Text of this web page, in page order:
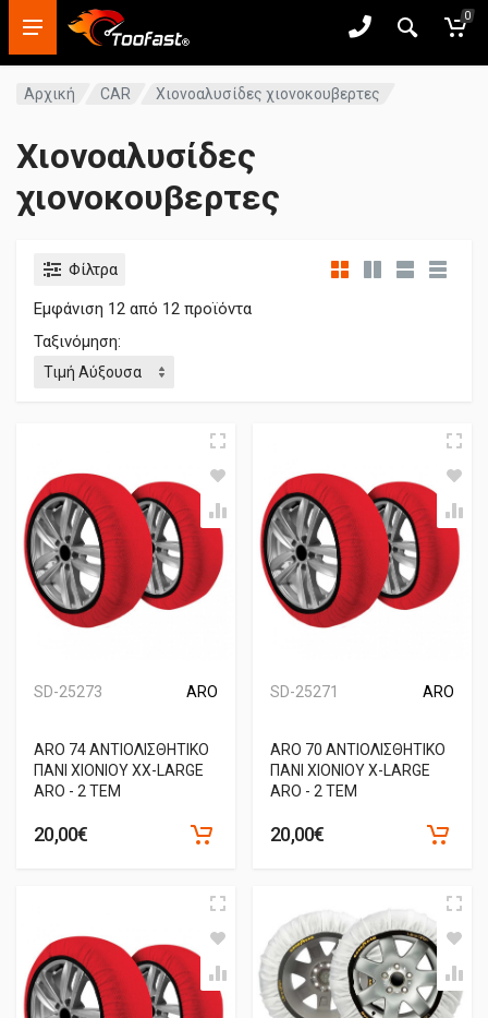
0
Αρχική CAR Χιονοαλυσίδες χιονοκουβερτες
Χιονοαλυσίδες
χιονοκουβερτες
Φίλτρα
Εμφάνιση 12 από 12 προϊόντα
Ταξινόμηση:
SD-25273 ARO
ARO 74 ΑΝΤΙΟΛΙΣΘΗΤΙΚΟ
ΠΑΝΙ ΧΙΟΝΙΟΥ XX-LARGE
ARO - 2 ΤΕΜ
20,00€
SD-25271 ARO
ARO 70 ΑΝΤΙΟΛΙΣΘΗΤΙΚΟ
ΠΑΝΙ ΧΙΟΝΙΟΥ X-LARGE
ARO - 2 ΤΕΜ
20,00€